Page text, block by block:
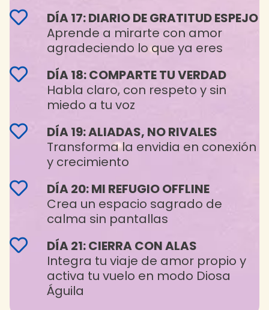
DÍA 17: DIARIO DE GRATITUD ESPEJO
Aprende a mirarte con amor
agradeciendo lo que ya eres
DÍA 18: COMPARTE TU VERDAD
Habla claro, con respeto y sin
miedo a tu voz
DÍA 19: ALIADAS, NO RIVALES
Transforma la envidia en conexión
y crecimiento
DÍA 20: MI REFUGIO OFFLINE
Crea un espacio sagrado de
calma sin pantallas
DÍA 21: CIERRA CON ALAS
Integra tu viaje de amor propio y
activa tu vuelo en modo Diosa
Águila